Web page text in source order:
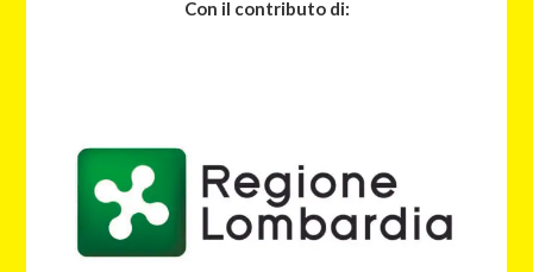
Con il contributo di: